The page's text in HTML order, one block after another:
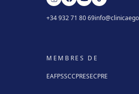
+34 932 71 80 69
MEMBRES DE
EAFPSSCCPRESECPRE